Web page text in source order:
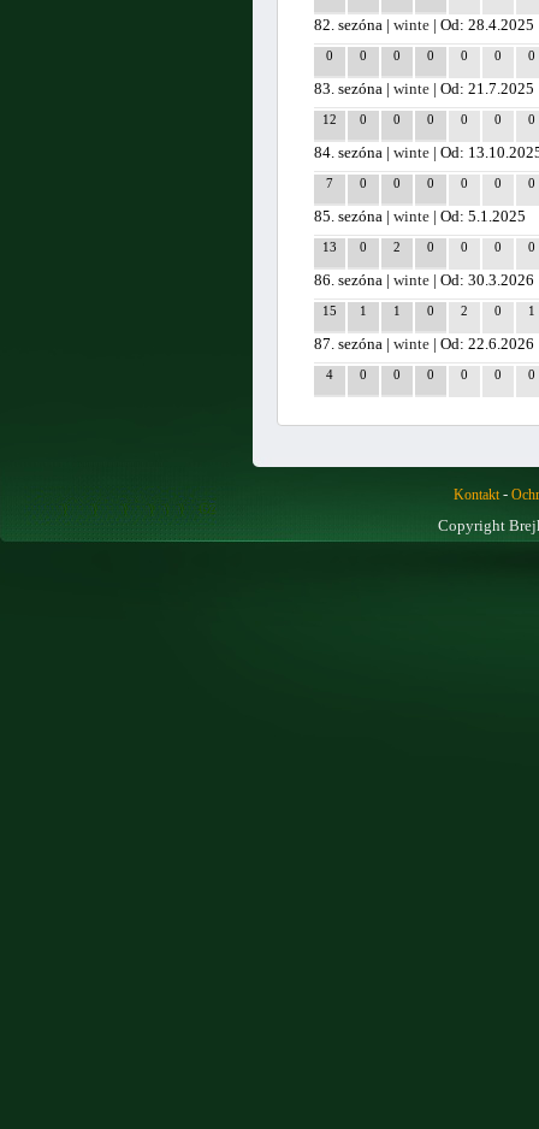
82. sezóna |winte | Od: 28.4.2025
0 0 0 0 0 0 0
83. sezóna |winte | Od: 21.7.2025
12 0 0 0 0 0 0
84. sezóna |winte | Od:
7 0 0 0 0 0 0
85. sezóna |winte | Od: 5.1.2025
13 0 2 0 0 0 0
86. sezóna |winte | Od: 30.3.2026
15 1 1 0 2 0 1
87. sezóna |winte | Od: 22.6.2026
4 0 0 0 0 0 0
Kontakt-
Copyright